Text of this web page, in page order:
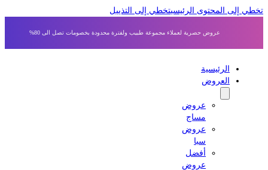
إلى المحتوى الرئيسي تخطي إلى التذييل
عروض حصرية لعملاء مجموعة طبيب ولفترة محدودة بخصومات تصل الى 80%
الرئيسية
العروض
عروض
مساج
عروض
أفضل
عروض